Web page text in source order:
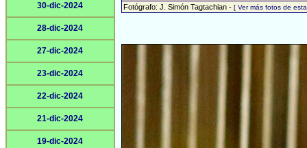
30-dic-2024
28-dic-2024
27-dic-2024
23-dic-2024
22-dic-2024
21-dic-2024
19-dic-2024
Fotógrafo: J. Simón Tagtachian - [ Ver más fotos de